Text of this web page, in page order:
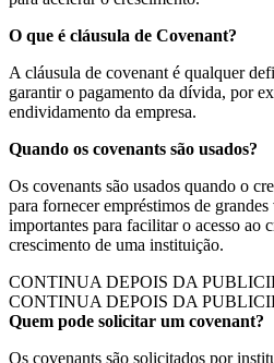
O que é cláusula de Covenant?
A cláusula de covenant é qualquer
garantir o pagamento da dívida, por
endividamento da empresa.
Quando os covenants são usados?
Os covenants são usados quando o
para fornecer empréstimos de
importantes para facilitar o acesso ao
crescimento de uma instituição.
CONTINUA DEPOIS DA
CONTINUA DEPOIS DA
Quem pode solicitar um covenant?
Os covenants são solicitados por